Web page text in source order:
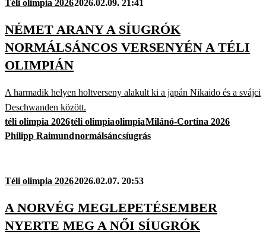
Téli olimpia 20262026.02.09. 21:41
NÉMET ARANY A SÍUGRÓK
NORMÁLSÁNCOS VERSENYÉN A TÉLI
OLIMPIÁN
A harmadik helyen holtverseny alakult ki a japán Nikaido és a svájci
Deschwanden között.
téli olimpia 2026téli olimpiaolimpiaMilánó-Cortina 2026
Philipp Raimundnormálsáncsíugrás
Téli olimpia 20262026.02.07. 20:53
A NORVÉG MEGLEPETÉSEMBER
NYERTE MEG A NŐI SÍUGRÓK